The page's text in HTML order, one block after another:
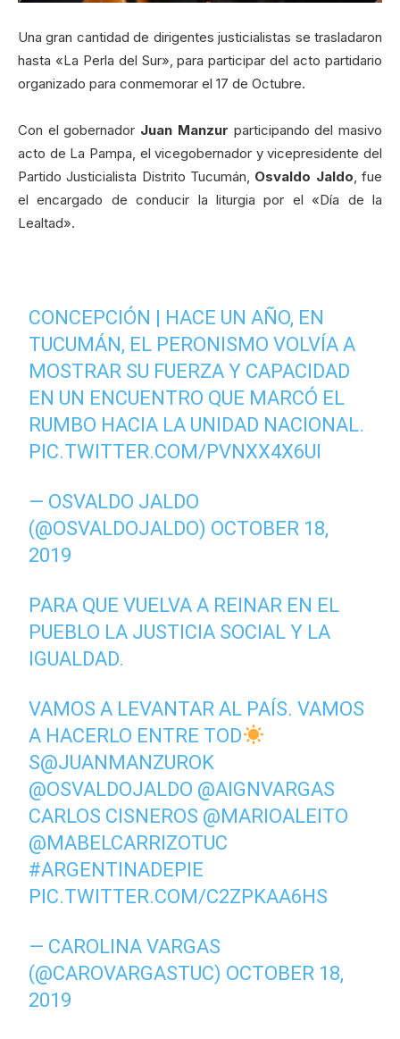
Una gran cantidad de dirigentes justicialistas se trasladaron
hasta «La Perla del Sur», para participar del acto partidario
organizado para conmemorar el 17 de Octubre.
Con el gobernador Juan Manzur participando del masivo
acto de La Pampa, el vicegobernador y vicepresidente del
Partido Justicialista Distrito Tucumán, Osvaldo Jaldo, fue
el encargado de conducir la liturgia por el «Día de la
Lealtad».
CONCEPCIÓN | HACE UN AÑO, EN
TUCUMÁN, EL PERONISMO VOLVÍA A
MOSTRAR SU FUERZA Y CAPACIDAD
EN UN ENCUENTRO QUE MARCÓ EL
RUMBO HACIA LA UNIDAD NACIONAL.
PIC.TWITTER.COM/PVNXX4X6UI
— OSVALDO JALDO
(@OSVALDOJALDO) OCTOBER 18,
2019
PARA QUE VUELVA A REINAR EN EL
PUEBLO LA JUSTICIA SOCIAL Y LA
IGUALDAD.
VAMOS A LEVANTAR AL PAÍS. VAMOS
A HACERLO ENTRE TOD
S@JUANMANZUROK
@OSVALDOJALDO @AIGNVARGAS
CARLOS CISNEROS @MARIOALEITO
@MABELCARRIZOTUC
#ARGENTINADEPIE
PIC.TWITTER.COM/C2ZPKAA6HS
— CAROLINA VARGAS
(@CAROVARGASTUC) OCTOBER 18,
2019